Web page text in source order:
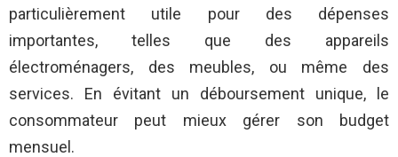
particulièrement utile pour des dépenses
importantes, telles que des appareils
électroménagers, des meubles, ou même des
services. En évitant un déboursement unique, le
consommateur peut mieux gérer son budget
mensuel.